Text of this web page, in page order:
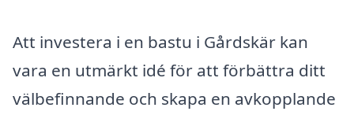
Att investera i en bastu i Gårdskär kan
vara en utmärkt idé för att förbättra ditt
välbefinnande och skapa en avkopplande